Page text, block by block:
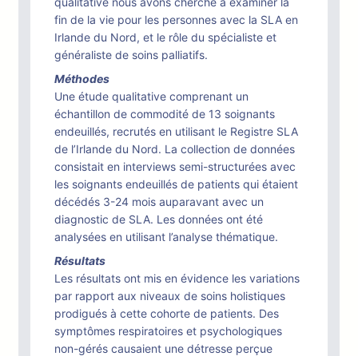
fin de la vie pour les personnes avec la SLA en
Irlande du Nord, et le rôle du spécialiste et
généraliste de soins palliatifs.
Méthodes
Une étude qualitative comprenant un
échantillon de commodité de 13 soignants
endeuillés, recrutés en utilisant le Registre SLA
de l’Irlande du Nord. La collection de données
consistait en interviews semi-structurées avec
les soignants endeuillés de patients qui étaient
décédés 3-24 mois auparavant avec un
diagnostic de SLA. Les données ont été
analysées en utilisant l’analyse thématique.
Résultats
Les résultats ont mis en évidence les variations
par rapport aux niveaux de soins holistiques
prodigués à cette cohorte de patients. Des
symptômes respiratoires et psychologiques
non-gérés causaient une détresse perçue